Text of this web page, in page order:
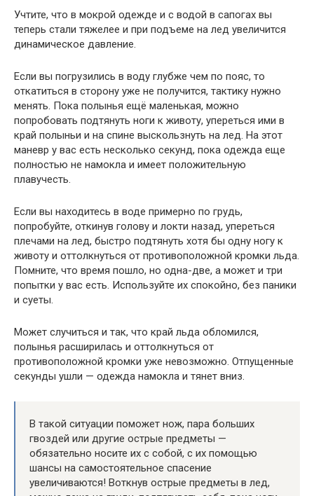
Учтите, что в мокрой одежде и с водой в сапогах вы
теперь стали тяжелее и при подъеме на лед увеличится
динамическое давление.
Если вы погрузились в воду глубже чем по пояс, то
откатиться в сторону уже не получится, тактику нужно
менять. Пока полынья ещё маленькая, можно
попробовать подтянуть ноги к животу, упереться ими в
край полыньи и на спине выскользнуть на лед. На этот
маневр у вас есть несколько секунд, пока одежда еще
полностью не намокла и имеет положительную
плавучесть.
Если вы находитесь в воде примерно по грудь,
попробуйте, откинув голову и локти назад, упереться
плечами на лед, быстро подтянуть хотя бы одну ногу к
животу и оттолкнуться от противоположной кромки льда.
Помните, что время пошло, но одна-две, а может и три
попытки у вас есть. Используйте их спокойно, без паники
и суеты.
Может случиться и так, что край льда обломился,
полынья расширилась и оттолкнуться от
противоположной кромки уже невозможно. Отпущенные
секунды ушли — одежда намокла и тянет вниз.
В такой ситуации поможет нож, пара больших
гвоздей или другие острые предметы —
обязательно носите их с собой, с их помощью
шансы на самостоятельное спасение
увеличиваются! Воткнув острые предметы в лед,